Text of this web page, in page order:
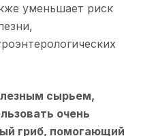
уменьшает риск
сырьем,
очень
гриб, помогающий